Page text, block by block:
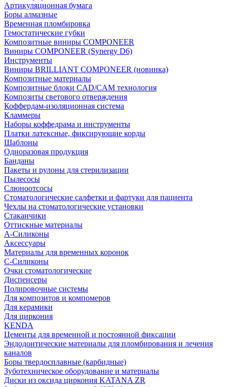
Артикуляционная бумага
Боры алмазные
Временная пломбировка
Гемостатические губки
Композитные виниры COMPONEER
Виниры COMPONEER (Synergy D6)
Инструменты
Виниры BRILLIANT COMPONEER (новинка)
Композитные материалы
Композитные блоки CAD/СAM технология
Композиты светового отверждения
Коффердам-изоляционная система
Кламмеры
Наборы коффедрама и инструменты
Платки латексные, фиксирующие корды
Шаблоны
Одноразовая продукция
Банданы
Пакеты и рулоны для стерилизации
Пылесосы
Слюноотсосы
Стоматологические салфетки и фартуки для пациента
Чехлы на стоматологические установки
Стаканчики
Оттискные материалы
А-Силиконы
Аксессуары
Материалы для временных коронок
С-Силиконы
Очки стоматологические
Диспенсеры
Полировочные системы
Для композитов и компомеров
Для керамики
Для циркония
KENDA
Цементы для временной и постоянной фиксации
Эндодонтические материалы для пломбирования и лечения
каналов
Боры твердосплавные (карбидные)
Зуботехническое оборудование и материалы
Диски из оксида циркония KATANA ZR